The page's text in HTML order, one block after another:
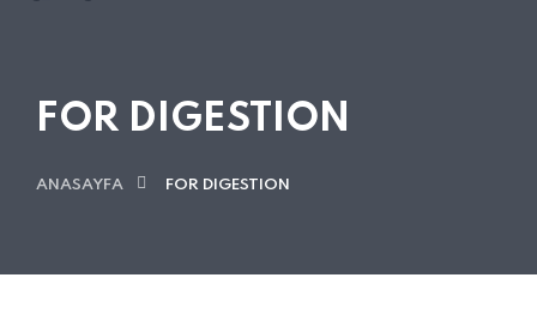
FOR DIGESTION
ANASAYFA FOR DIGESTION